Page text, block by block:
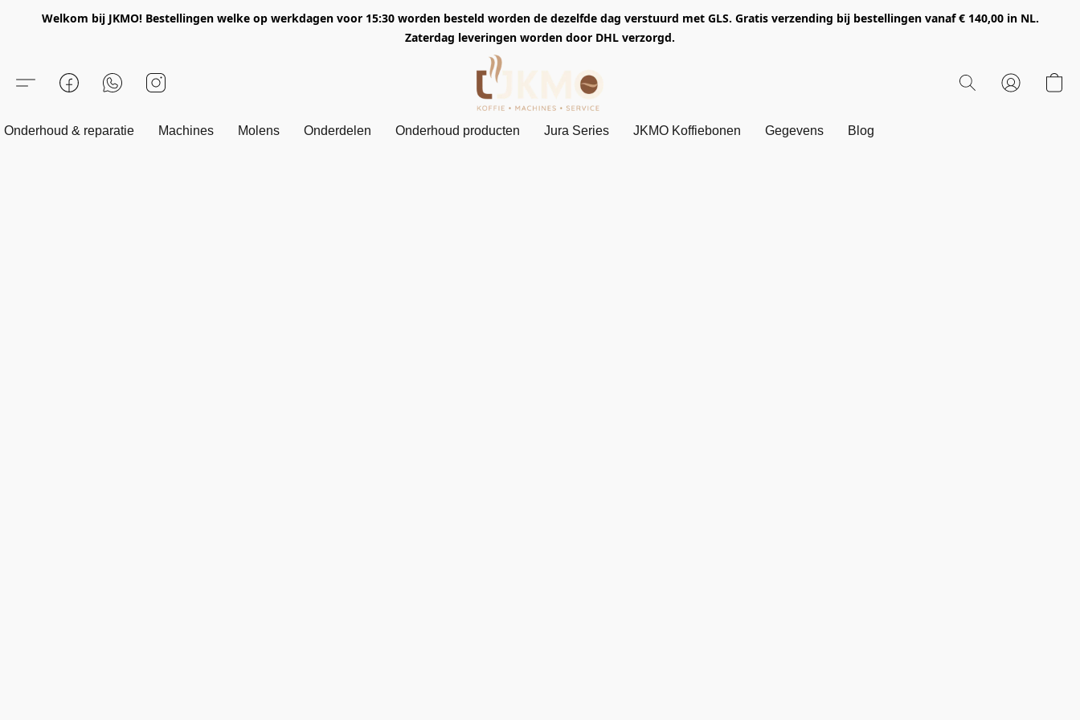
Welkom bij JKMO! Bestellingen welke op werkdagen voor 15:30 worden besteld worden de dezelfde dag verstuurd met GLS. Gratis verzending bij bestellingen vanaf € 140,00 in NL.
Zaterdag leveringen worden door DHL verzorgd.
Onderhoud & reparatie Machines Molens Onderdelen Onderhoud producten Jura Series JKMO Koffiebonen Gegevens Blog